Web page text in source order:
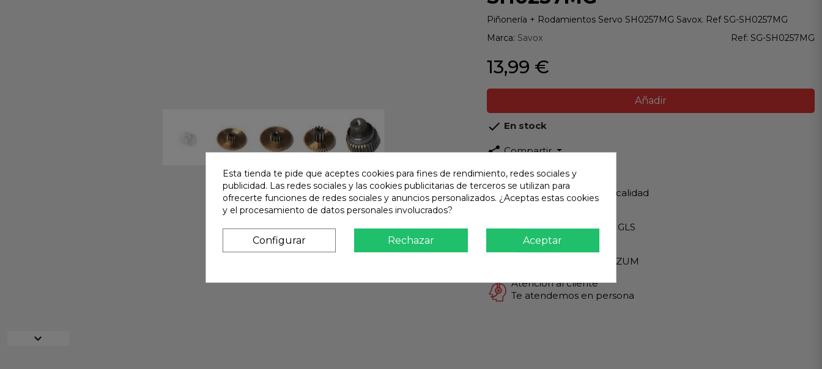
expand_more
Piñonería + Rodamientos Servo SH0257MG Savox. Ref SG-SH0257MG
Marca: Savox Ref: SG-SH0257MG
13,99 €
Añadir
 En stock
share Compartir
Calidad Garantizada
Productos de Máxima calidad
Envios Internacionales GLS
Pago Seguro
TARJETA - PAYPAL - BIZUM
Atención al cliente
Te atendemos en persona
Esta tienda te pide que aceptes cookies para fines de rendimiento, redes sociales y
publicidad. Las redes sociales y las cookies publicitarias de terceros se utilizan para
ofrecerte funciones de redes sociales y anuncios personalizados. ¿Aceptas estas cookies
y el procesamiento de datos personales involucrados?
Configurar Rechazar Aceptar